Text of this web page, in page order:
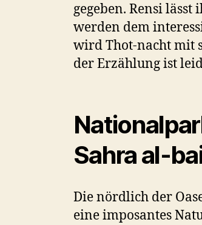
gegeben. Rensi lässt
werden dem
wird Thot-nacht mit
der Erzählung ist
Sahra al-
Die nördlich der
eine imposantes